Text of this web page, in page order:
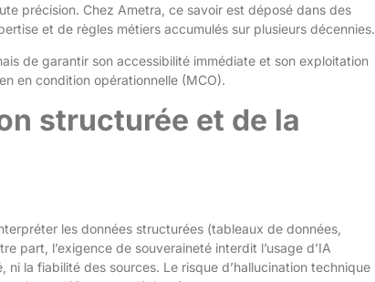
précision. Chez Ametra, ce savoir est déposé dans des
et de règles métiers accumulés sur plusieurs décennies.
de garantir son accessibilité immédiate et son exploitation
en condition opérationnelle (MCO).
structurée et de la
les données structurées (tableaux de données,
part, l’exigence de souveraineté interdit l’usage d’IA
la fiabilité des sources. Le risque d’hallucination technique